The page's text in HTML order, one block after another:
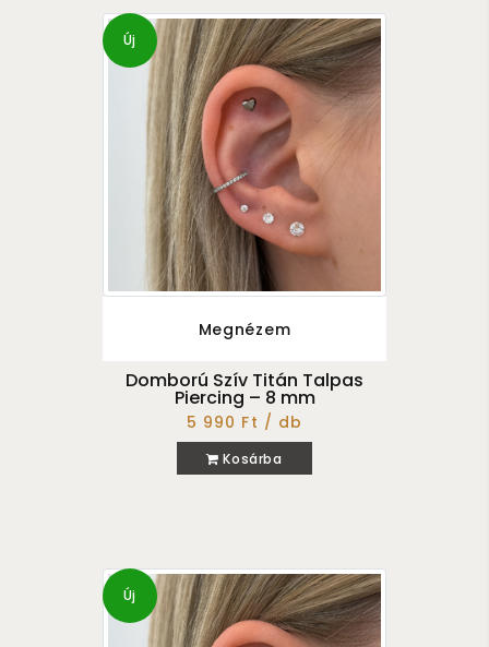
Új
Megnézem
Domború Szív Titán Talpas
Piercing – 8 mm
5 990 Ft / db
Kosárba
Új